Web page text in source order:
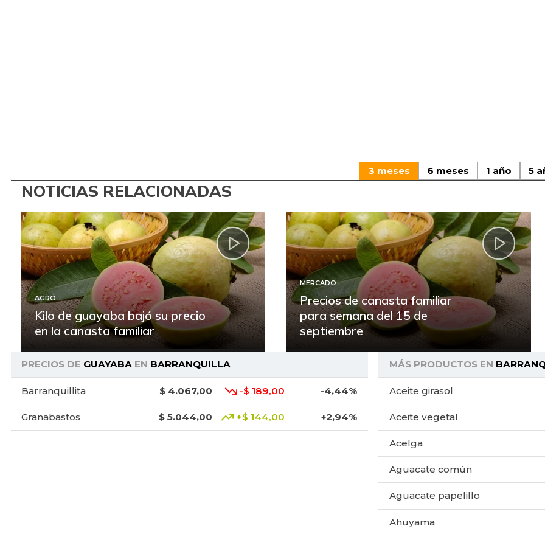
3 meses 6 meses 1 año 5
NOTICIAS RELACIONADAS
AGRO
Kilo de guayaba bajó su precio
en la canasta familiar
MERCADO
Precios de canasta familiar
para semana del 15 de
septiembre
PRECIOS DE GUAYABAEN BARRANQUILLA
Barranquillita $ 4.067,00 -$ 189,00 -4,44%
Granabastos $ 5.044,00 +$ 144,00 +2,94%
MÁS PRODUCTOS EN
Aceite girasol
Aceite vegetal
Acelga
Aguacate común
Aguacate papelillo
Ahuyama